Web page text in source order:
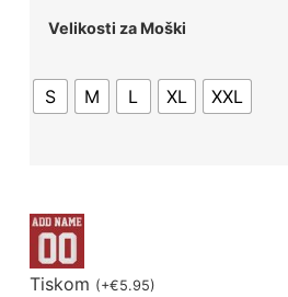
Velikosti za Moški
S M L XL XXL
Tiskom (+€5.95)